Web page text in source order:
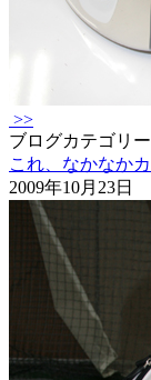
>>
ブログカテゴリー
これ、なかなか
2009年10月23日